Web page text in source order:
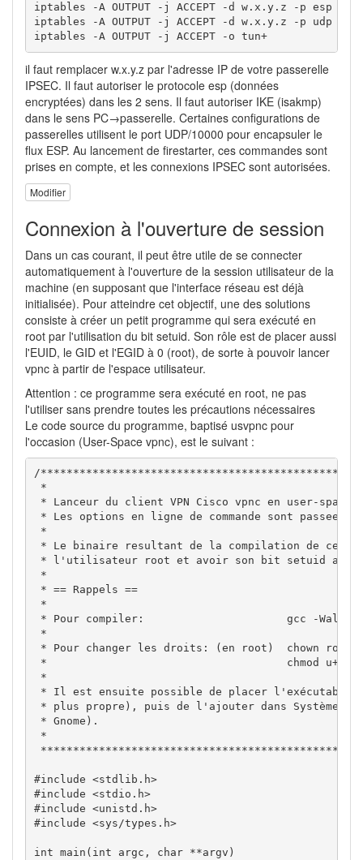
iptables -A OUTPUT -j ACCEPT -d w.x.y.z -p esp
iptables -A OUTPUT -j ACCEPT -d w.x.y.z -p udp -
iptables -A OUTPUT -j ACCEPT -o tun+
il faut remplacer w.x.y.z par l'adresse IP de votre passerelle
IPSEC. Il faut autoriser le protocole esp (données
encryptées) dans les 2 sens. Il faut autoriser IKE (isakmp)
dans le sens PC→passerelle. Certaines configurations de
passerelles utilisent le port UDP/10000 pour encapsuler le
flux ESP. Au lancement de firestarter, ces commandes sont
prises en compte, et les connexions IPSEC sont autorisées.
Modifier
Connexion à l'ouverture de session
Dans un cas courant, il peut être utile de se connecter
automatiquement à l'ouverture de la session utilisateur de la
machine (en supposant que l'interface réseau est déjà
initialisée). Pour atteindre cet objectif, une des solutions
consiste à créer un petit programme qui sera exécuté en
root par l'utilisation du bit setuid. Son rôle est de placer aussi
l'EUID, le GID et l'EGID à 0 (root), de sorte à pouvoir lancer
vpnc à partir de l'espace utilisateur.
Attention : ce programme sera exécuté en root, ne pas
l'utiliser sans prendre toutes les précautions nécessaires
Le code source du programme, baptisé usvpnc pour
l'occasion (User-Space vpnc), est le suivant :
/
*
* Lanceur du client VPN Cisco vpnc en user-space
* Les options en ligne de commande sont passees
*
* Le binaire resultant de la compilation de ce
* l'utilisateur root et avoir son bit setuid a 1.
*
* == Rappels ==
*
* Pour compiler:                      gcc -Wall -o
*
* Pour changer les droits: (en root)  chown
*                                     chmod u+s
*
* Il est ensuite possible de placer l'exécutable
* plus propre), puis de l'ajouter dans Système-
* Gnome).
*
#include <stdlib.h>
#include <stdio.h>
#include <unistd.h>
#include <sys/types.h>
int main(int argc, char **argv)